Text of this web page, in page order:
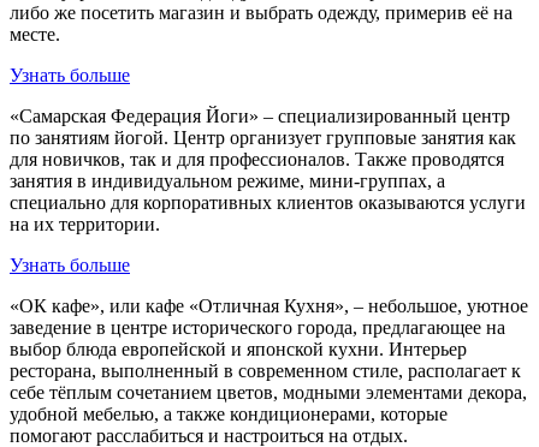
либо же посетить магазин и выбрать одежду, примерив её на
месте.
Узнать больше
«Самарская Федерация Йоги» – специализированный центр
по занятиям йогой. Центр организует групповые занятия как
для новичков, так и для профессионалов. Также проводятся
занятия в индивидуальном режиме, мини-группах, а
специально для корпоративных клиентов оказываются услуги
на их территории.
Узнать больше
«ОК кафе», или кафе «Отличная Кухня», – небольшое, уютное
заведение в центре исторического города, предлагающее на
выбор блюда европейской и японской кухни. Интерьер
ресторана, выполненный в современном стиле, располагает к
себе тёплым сочетанием цветов, модными элементами декора,
удобной мебелью, а также кондиционерами, которые
помогают расслабиться и настроиться на отдых.